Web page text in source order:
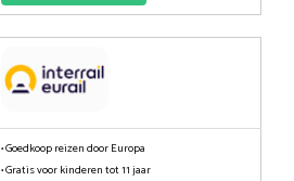
• Goedkoop reizen door Europa
• Gratis voor kinderen tot 11 jaar